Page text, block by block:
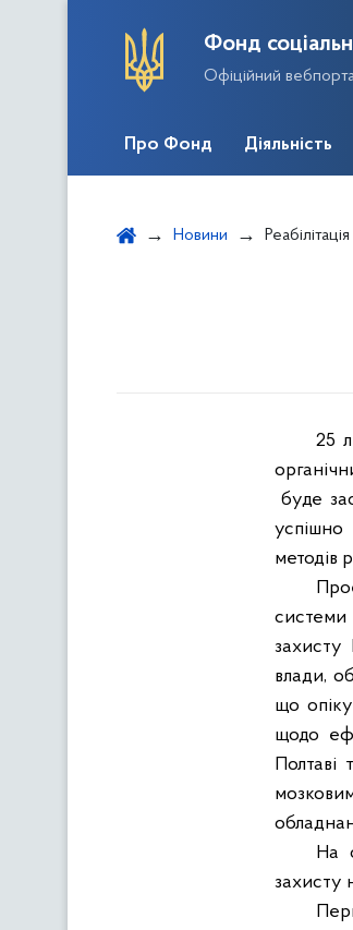
Фонд
Офіційний
Про Фонд Діяльність
Новини
25
буде
успішно
методів
системи
захисту
влади,
що
щодо
Полтаві
На
захисту